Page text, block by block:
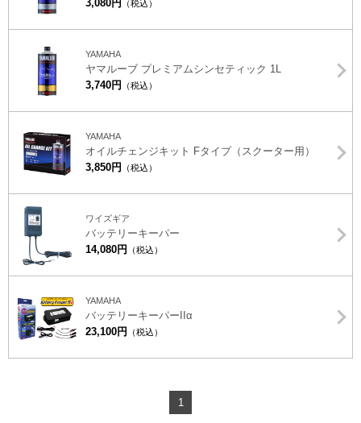
3,080円
（税込）
YAMAHA
ヤマルーブ プレミアムシンセティック 1L
3,740円
（税込）
YAMAHA
オイルチェンジキット Fタイプ（スクーター用）
3,850円
（税込）
ワイズギア
バッテリーキーパー
14,080円
（税込）
YAMAHA
バッテリーキーパーIIα
23,100円
（税込）
1